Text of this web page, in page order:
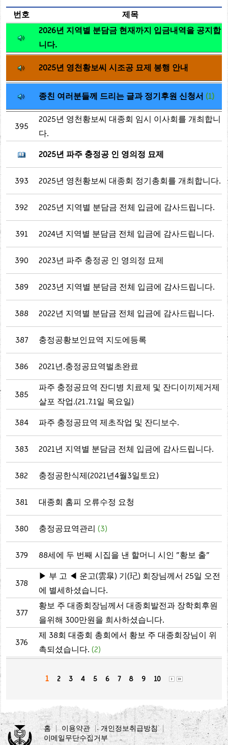
번호
제목
2026년 지역별 분담금 현재까지 입금내역을 공지합
니다.
2025년 영천황보씨 시조공 묘제 봉행 안내
종친 여러분들께 드리는 글과 정기후원 신청서 (1)
395
2025년 영천황보씨 대종회 임시 이사회를 개최합니
다.
2025년 파주 충정공 인 영의정 묘제
393 2025년 영천황보씨 대종회 정기총회를 개최합니다.
392 2025년 지역별 분담금 전체 입금에 감사드립니다.
391 2024년 지역별 분담금 전체 입금에 감사드립니다.
390 2023년 파주 충정공 인 영의정 묘제
389 2023년 지역별 분담금 전체 입금에 감사드립니다.
388 2022년 지역별 분담금 전체 입금에 감사드립니다.
387 충정공황보인묘역 지도에등록
386 2021년.충정공묘역벌초완료
385
파주 충정공묘역 잔디병 치료제 및 잔디이끼제거제
살포 작업.(21.7.1일 목요일)
384
파주 충정공묘역 제초작업 및 잔디보수.
383 2021년 지역별 분담금 전체 입금에 감사드립니다.
382 충정공한식제(2021년4월3일토요)
381 대종회 홈피 오류수정 요청
380 충정공묘역관리 (3)
379 88세에 두 번째 시집을 낸 할머니 시인 "황보 출"
378
▶ 부 고 ◀ 운고(雲皐) 기(玘) 회장님께서 25일 오전
에 별세하셨습니다.
377
황보 주 대종회장님께서 대종회발전과 장학회후원
을위해 300만원을 희사하셨습니다.
376
제 38회 대종회 총회에서 황보 주 대종회장님이 위
촉되셨습니다. (2)
1 2 3 4 5 6 7 8 9 10
홈 이용약관
개인정보취급방침
이메일무단수집거부